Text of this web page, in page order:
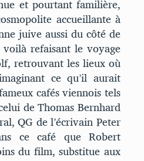
et pourtant familière,
accueillante à
juive aussi du côté de
voilà refaisant le voyage
retrouvant les lieux où
ce qu’il aurait
cafés viennois tels
de Thomas Bernhard
QG de l’écrivain Peter
ce café que Robert
du film, substitue aux